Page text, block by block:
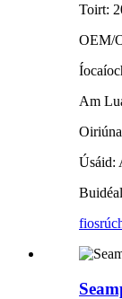
Toirt:
OEM/
Am
Úsáid: